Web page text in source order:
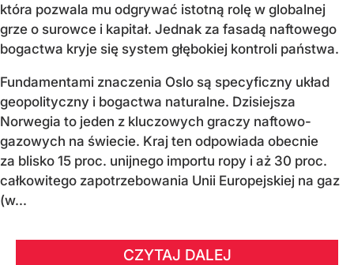
która pozwala mu odgrywać istotną rolę w globalnej
grze o surowce i kapitał. Jednak za fasadą naftowego
bogactwa kryje się system głębokiej kontroli państwa.
Fundamentami znaczenia Oslo są specyficzny układ
geopolityczny i bogactwa naturalne. Dzisiejsza
Norwegia to jeden z kluczowych graczy naftowo-
gazowych na świecie. Kraj ten odpowiada obecnie
za blisko 15 proc. unijnego importu ropy i aż 30 proc.
całkowitego zapotrzebowania Unii Europejskiej na gaz
(w...
CZYTAJ DALEJ